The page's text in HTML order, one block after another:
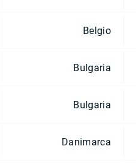
Belgio
Bulgaria
Bulgaria
Danimarca